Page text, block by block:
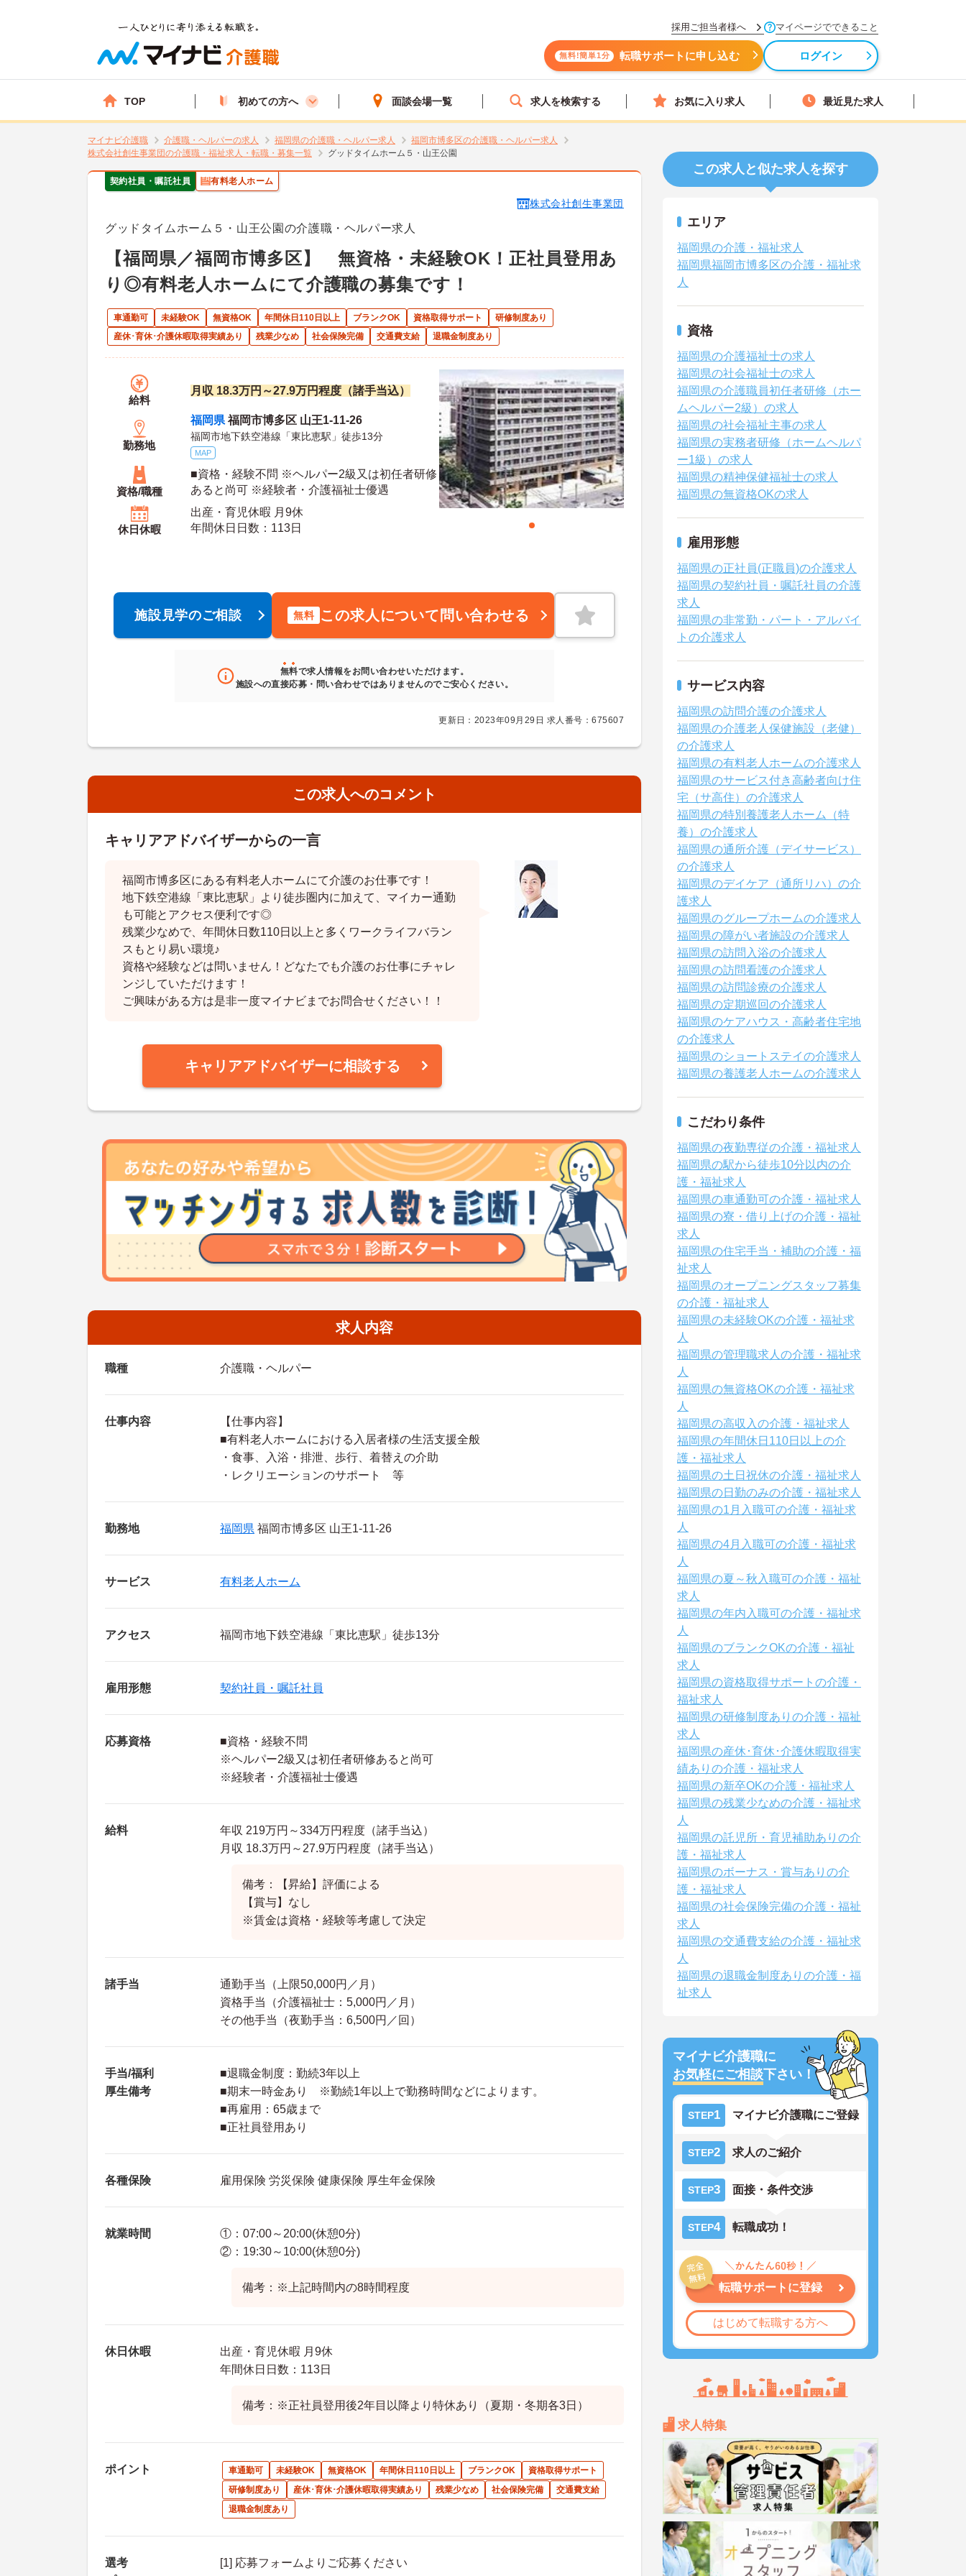
採用ご担当者様へ マイページでできること
無料!簡単1分 転職サポートに申し込む ログイン
TOP 初めての方へ 面談会場一覧 求人を検索する お気に入り求人 最近見た求人
マイナビ介護職 介護職・ヘルパーの求人 福岡県の介護職・ヘルパー求人
福岡市博多区の介護職・ヘルパー求人
株式会社創生事業団の介護職・福祉求人・転職・募集一覧
グッドタイムホーム５・山王公園
契約社員・嘱託社員 有料老人ホーム
株式会社創生事業団
グッドタイムホーム５・山王公園の介護職・ヘルパー求人
【福岡県／福岡市博多区】 無資格・未経験OK！正社員登用あ
り◎有料老人ホームにて介護職の募集です！
車通勤可 未経験OK 無資格OK 年間休日110日以上 ブランクOK 資格取得サポート
研修制度あり
産休･育休･介護休暇取得実績あり
残業少なめ 社会保険完備 交通費支給 退職金制度あり
給料
月収 18.3万円～27.9万円程度（諸手当込）
勤務地
福岡県 福岡市博多区 山王1-11-26
福岡市地下鉄空港線「東比恵駅」徒歩13分
MAP
資格/職種
■資格・経験不問 ※ヘルパー2級又は初任者研修
あると尚可 ※経験者・介護福祉士優遇
休日休暇
出産・育児休暇 月9休
年間休日日数：113日
施設見学のご相談 無料 この求人について問い合わせる
無料で求人情報をお問い合わせいただけます。
施設への直接応募・問い合わせではありませんのでご安心ください。
更新日：2023年09月29日 求人番号：675607
この求人へのコメント
キャリアアドバイザーからの一言
福岡市博多区にある有料老人ホームにて介護のお仕事です！
地下鉄空港線「東比恵駅」より徒歩圏内に加えて、マイカー通勤
も可能とアクセス便利です◎
残業少なめで、年間休日数110日以上と多くワークライフバラン
スもとり易い環境♪
資格や経験などは問いません！どなたでも介護のお仕事にチャレ
ンジしていただけます！
ご興味がある方は是非一度マイナビまでお問合せください！！
キャリアアドバイザーに相談する
求人内容
職種 介護職・ヘルパー
仕事内容
【仕事内容】
■有料老人ホームにおける入居者様の生活支援全般
・食事、入浴・排泄、歩行、着替えの介助
・レクリエーションのサポート 等
勤務地 福岡県 福岡市博多区 山王1-11-26
サービス 有料老人ホーム
アクセス 福岡市地下鉄空港線「東比恵駅」徒歩13分
雇用形態 契約社員・嘱託社員
応募資格
■資格・経験不問
※ヘルパー2級又は初任者研修あると尚可
※経験者・介護福祉士優遇
給料
年収 219万円～334万円程度（諸手当込）
月収 18.3万円～27.9万円程度（諸手当込）
備考：【昇給】評価による
【賞与】なし
※賃金は資格・経験等考慮して決定
諸手当
通勤手当（上限50,000円／月）
資格手当（介護福祉士：5,000円／月）
その他手当（夜勤手当：6,500円／回）
手当/福利
厚生備考
■退職金制度：勤続3年以上
■期末一時金あり ※勤続1年以上で勤務時間などによります。
■再雇用：65歳まで
■正社員登用あり
各種保険 雇用保険 労災保険 健康保険 厚生年金保険
就業時間
①：07:00～20:00(休憩0分)
②：19:30～10:00(休憩0分)
備考：※上記時間内の8時間程度
休日休暇
出産・育児休暇 月9休
年間休日日数：113日
備考：※正社員登用後2年目以降より特休あり（夏期・冬期各3日）
ポイント 車通勤可 未経験OK 無資格OK 年間休日110日以上 ブランクOK
資格取得サポート
研修制度あり
産休･育休･介護休暇取得実績あり 残業少なめ 社会保険完備
交通費支給
退職金制度あり
選考
[1] 応募フォームよりご応募ください
この求人と似た求人を探す
エリア
福岡県の介護・福祉求人
福岡県福岡市博多区の介護・福祉求
人
資格
福岡県の介護福祉士の求人
福岡県の社会福祉士の求人
福岡県の介護職員初任者研修（ホー
ムヘルパー2級）の求人
福岡県の社会福祉主事の求人
福岡県の実務者研修（ホームヘルパ
ー1級）の求人
福岡県の精神保健福祉士の求人
福岡県の無資格OKの求人
雇用形態
福岡県の正社員(正職員)の介護求人
福岡県の契約社員・嘱託社員の介護
求人
福岡県の非常勤・パート・アルバイ
トの介護求人
サービス内容
福岡県の訪問介護の介護求人
福岡県の介護老人保健施設（老健）
の介護求人
福岡県の有料老人ホームの介護求人
福岡県のサービス付き高齢者向け住
宅（サ高住）の介護求人
福岡県の特別養護老人ホーム（特
養）の介護求人
福岡県の通所介護（デイサービス）
の介護求人
福岡県のデイケア（通所リハ）の介
護求人
福岡県のグループホームの介護求人
福岡県の障がい者施設の介護求人
福岡県の訪問入浴の介護求人
福岡県の訪問看護の介護求人
福岡県の訪問診療の介護求人
福岡県の定期巡回の介護求人
福岡県のケアハウス・高齢者住宅地
の介護求人
福岡県のショートステイの介護求人
福岡県の養護老人ホームの介護求人
こだわり条件
福岡県の夜勤専従の介護・福祉求人
福岡県の駅から徒歩10分以内の介
護・福祉求人
福岡県の車通勤可の介護・福祉求人
福岡県の寮・借り上げの介護・福祉
求人
福岡県の住宅手当・補助の介護・福
祉求人
福岡県のオープニングスタッフ募集
の介護・福祉求人
福岡県の未経験OKの介護・福祉求
人
福岡県の管理職求人の介護・福祉求
人
福岡県の無資格OKの介護・福祉求
人
福岡県の高収入の介護・福祉求人
福岡県の年間休日110日以上の介
護・福祉求人
福岡県の土日祝休の介護・福祉求人
福岡県の日勤のみの介護・福祉求人
福岡県の1月入職可の介護・福祉求
人
福岡県の4月入職可の介護・福祉求
人
福岡県の夏～秋入職可の介護・福祉
求人
福岡県の年内入職可の介護・福祉求
人
福岡県のブランクOKの介護・福祉
求人
福岡県の資格取得サポートの介護・
福祉求人
福岡県の研修制度ありの介護・福祉
求人
福岡県の産休･育休･介護休暇取得実
績ありの介護・福祉求人
福岡県の新卒OKの介護・福祉求人
福岡県の残業少なめの介護・福祉求
人
福岡県の託児所・育児補助ありの介
護・福祉求人
福岡県のボーナス・賞与ありの介
護・福祉求人
福岡県の社会保険完備の介護・福祉
求人
福岡県の交通費支給の介護・福祉求
人
福岡県の退職金制度ありの介護・福
祉求人
マイナビ介護職に
お気軽にご相談下さい！
STEP1 マイナビ介護職にご登録
STEP2 求人のご紹介
STEP3 面接・条件交渉
STEP4 転職成功！
転職サポートに登録
はじめて転職する方へ
求人特集